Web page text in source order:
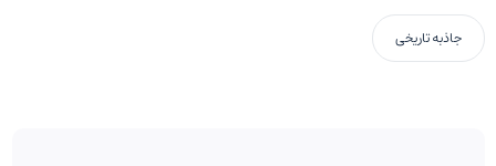
جاذبه تاریخی